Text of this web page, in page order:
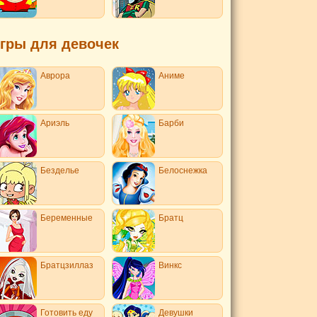
для девочек
Аврора Аниме
Ариэль Барби
Безделье Белоснежка
Беременные Братц
Братцзиллаз Винкс
Готовить еду Девушки